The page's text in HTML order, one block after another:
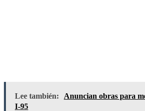
Lee también:
Anuncian obras para
I-95